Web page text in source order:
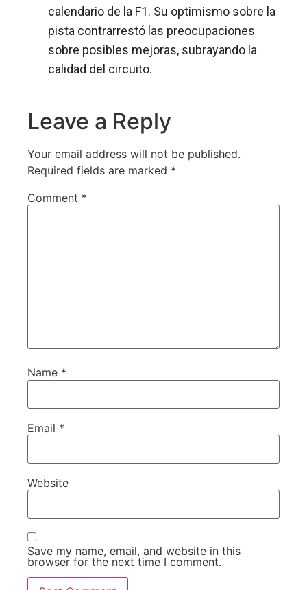
calendario de la F1. Su optimismo sobre la
pista contrarrestó las preocupaciones
sobre posibles mejoras, subrayando la
calidad del circuito.
Leave a Reply
Your email address will not be published.
Required fields are marked *
Comment *
Name *
Email *
Website
Save my name, email, and website in this
browser for the next time I comment.